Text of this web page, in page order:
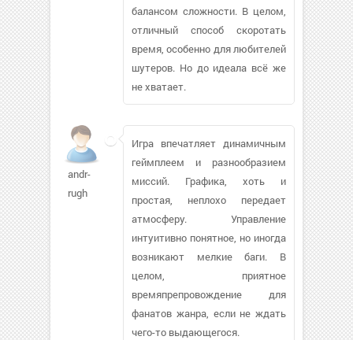
балансом сложности. В целом,
отличный способ скоротать
время, особенно для любителей
шутеров. Но до идеала всё же
не хватает.
andr-
rugh
Игра впечатляет динамичным
геймплеем и разнообразием
миссий. Графика, хоть и
простая, неплохо передает
атмосферу. Управление
интуитивно понятное, но иногда
возникают мелкие баги. В
целом, приятное
времяпрепровождение для
фанатов жанра, если не ждать
чего-то выдающегося.